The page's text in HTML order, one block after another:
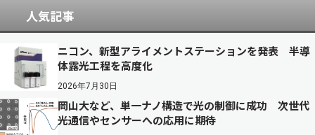
人気記事
ニコン、新型アライメントステーションを発表 半導
体露光工程を高度化
2026年7月30日
岡山大など、単一ナノ構造で光の制御に成功 次世代
光通信やセンサーへの応用に期待